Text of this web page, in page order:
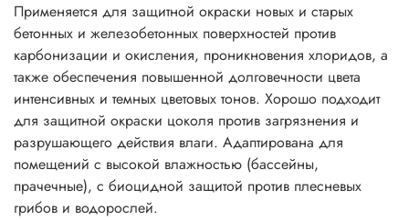
Применяется для защитной окраски новых и старых
бетонных и железобетонных поверхностей против
карбонизации и окисления, проникновения хлоридов, а
также обеспечения повышенной долговечности цвета
интенсивных и темных цветовых тонов. Хорошо подходит
для защитной окраски цоколя против загрязнения и
разрушающего действия влаги. Адаптирована для
помещений с высокой влажностью (бассейны,
прачечные), с биоцидной защитой против плесневых
грибов и водорослей.